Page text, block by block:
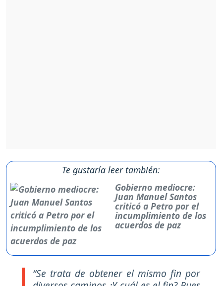
Te gustaría leer también:
Gobierno mediocre:
Juan Manuel Santos
criticó a Petro por el
incumplimiento de los
acuerdos de paz
“Se trata de obtener el mismo fin por